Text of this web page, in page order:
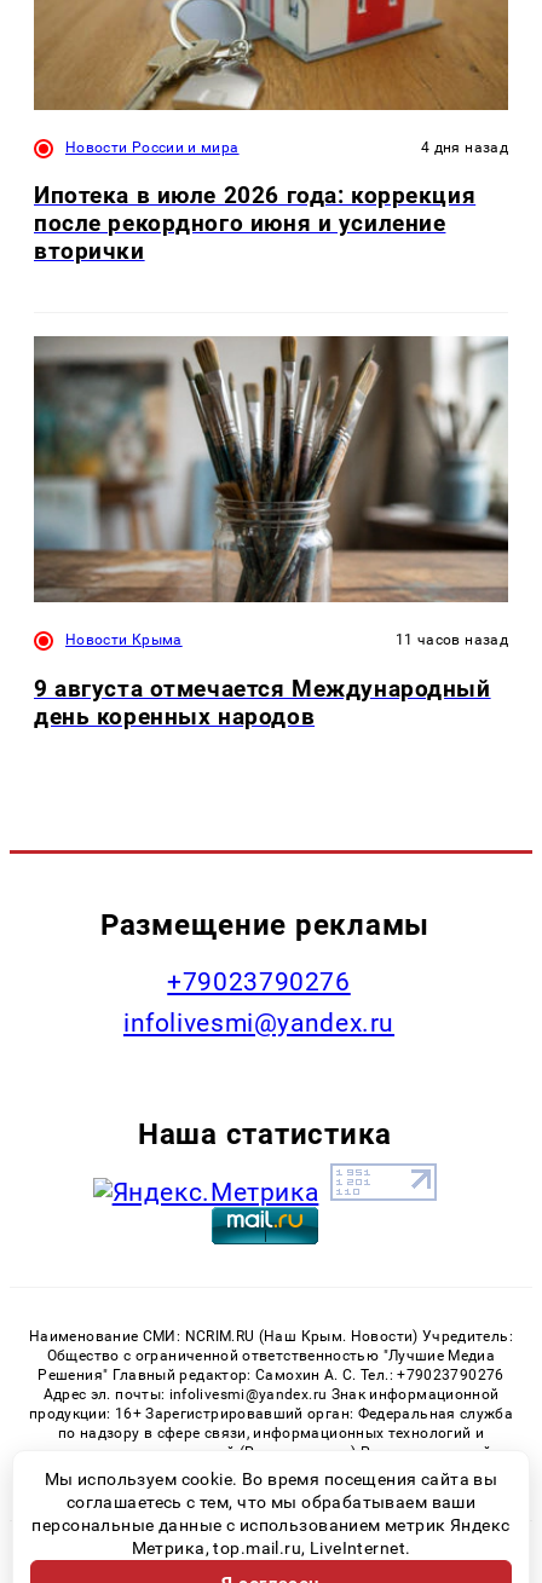
Новости России и мира 4 дня назад
Ипотека в июле 2026 года: коррекция
после рекордного июня и усиление
вторички
Новости Крыма 11 часов назад
9 августа отмечается Международный
день коренных народов
Размещение рекламы
+79023790276
infolivesmi@yandex.ru
Наша статистика
Наименование СМИ: NCRIM.RU (Наш Крым. Новости) Учредитель:
Общество с ограниченной ответственностью "Лучшие Медиа
Решения" Главный редактор: Самохин А. С. Тел.: +79023790276
Адрес эл. почты: infolivesmi@yandex.ru Знак информационной
продукции: 16+ Зарегистрировавший орган: Федеральная служба
по надзору в сфере связи, информационных технологий и
массовых коммуникаций (Роскомнадзор) Регистрационный
номер СМИ ЭЛ № ФС 77 - 81150 от 02.06.2021
© 2026 «nCrim.ru» | Все права защищены
Мы используем cookie. Во время посещения сайта вы
соглашаетесь с тем, что мы обрабатываем ваши
персональные данные с использованием метрик Яндекс
Метрика, top.mail.ru, LiveInternet.